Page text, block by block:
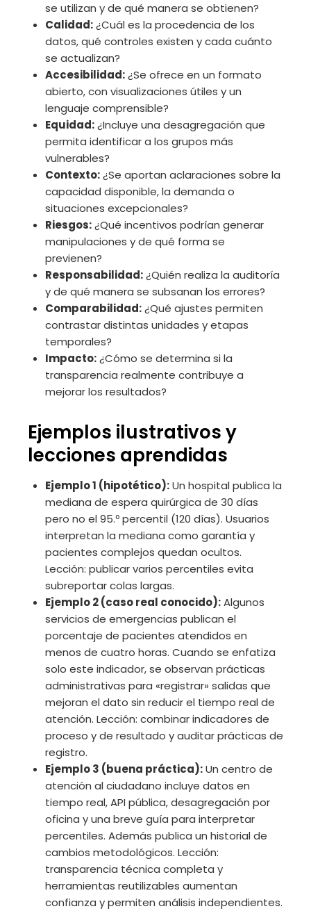
se utilizan y de qué manera se obtienen?
Calidad:¿Cuál es la procedencia de los
datos, qué controles existen y cada cuánto
se actualizan?
Accesibilidad:¿Se ofrece en un formato
abierto, con visualizaciones útiles y un
lenguaje comprensible?
Equidad:¿Incluye una desagregación que
permita identificar a los grupos más
vulnerables?
Contexto:¿Se aportan aclaraciones sobre la
capacidad disponible, la demanda o
situaciones excepcionales?
Riesgos:¿Qué incentivos podrían generar
manipulaciones y de qué forma se
previenen?
Responsabilidad:¿Quién realiza la auditoría
y de qué manera se subsanan los errores?
Comparabilidad:¿Qué ajustes permiten
contrastar distintas unidades y etapas
temporales?
Impacto:¿Cómo se determina si la
transparencia realmente contribuye a
mejorar los resultados?
Ejemplos ilustrativos y
lecciones aprendidas
Ejemplo 1 (hipotético):Un hospital publica la
mediana de espera quirúrgica de 30 días
pero no el 95.º percentil (120 días). Usuarios
interpretan la mediana como garantía y
pacientes complejos quedan ocultos.
Lección: publicar varios percentiles evita
subreportar colas largas.
Ejemplo 2 (caso real conocido):Algunos
servicios de emergencias publican el
porcentaje de pacientes atendidos en
menos de cuatro horas. Cuando se enfatiza
solo este indicador, se observan prácticas
administrativas para «registrar» salidas que
mejoran el dato sin reducir el tiempo real de
atención. Lección: combinar indicadores de
proceso y de resultado y auditar prácticas de
registro.
Ejemplo 3 (buena práctica):Un centro de
atención al ciudadano incluye datos en
tiempo real, API pública, desagregación por
oficina y una breve guía para interpretar
percentiles. Además publica un historial de
cambios metodológicos. Lección:
transparencia técnica completa y
herramientas reutilizables aumentan
confianza y permiten análisis independientes.